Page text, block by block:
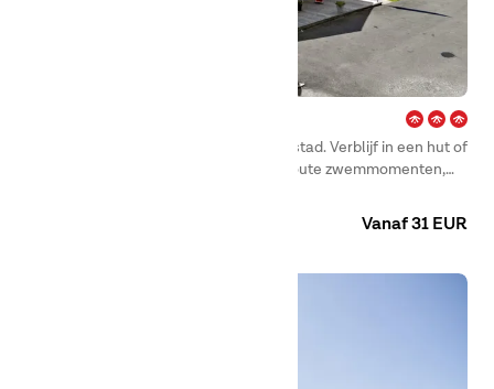
Kamperen in Göteborg dicht bij zee en stad. Verblijf in een hut of
op een kampeerplaats en geniet van zoute zwemmomenten,
Vanaf 31 EUR